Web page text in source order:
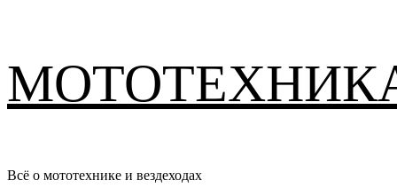
содержимому
Всё о мототехнике и вездеходах